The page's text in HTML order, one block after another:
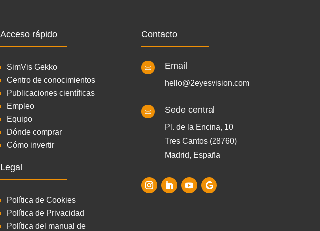
Acceso rápido
SimVis Gekko
Centro de conocimientos
Publicaciones científicas
Empleo
Equipo
Dónde comprar
Cómo invertir
Legal
Política de Cookies
Política de Privacidad
Política del manual de
Contacto
 Email
hello@2eyesvision.com
 Sede central
Pl. de la Encina, 10
Tres Cantos (28760)
Madrid, España